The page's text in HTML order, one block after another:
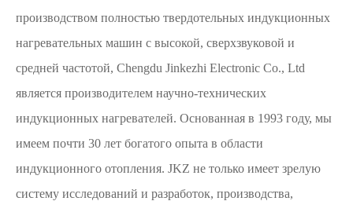
производством полностью твердотельных индукционных
нагревательных машин с высокой, сверхзвуковой и
средней частотой, Chengdu Jinkezhi Electronic Co., Ltd
является производителем научно-технических
индукционных нагревателей. Основанная в 1993 году, мы
имеем почти 30 лет богатого опыта в области
индукционного отопления. JKZ не только имеет зрелую
систему исследований и разработок, производства,